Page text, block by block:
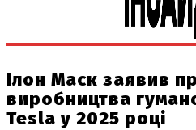
Ілон Mаск заявив
виробництва
Tesla у 2025 році